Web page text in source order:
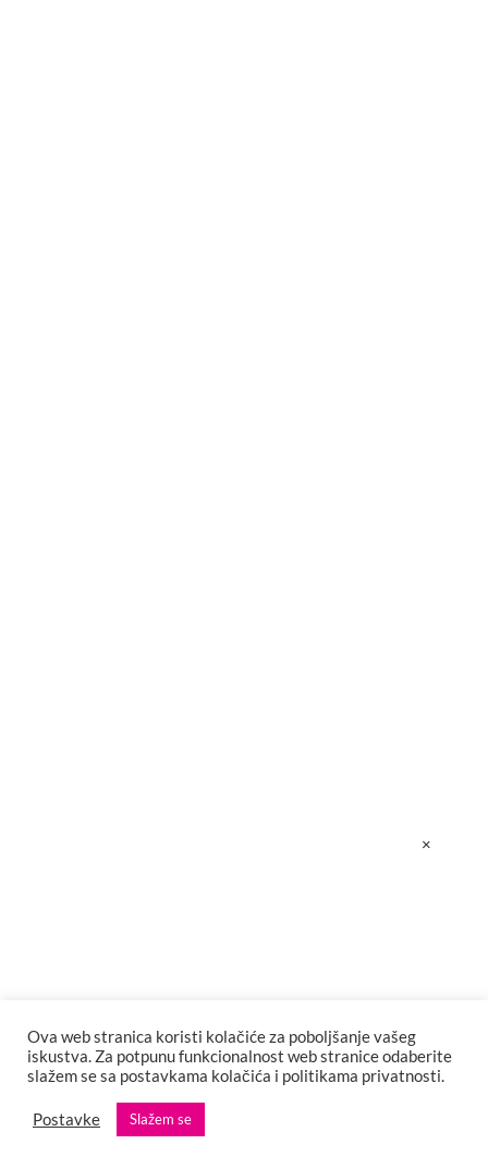
Ova web stranica koristi kolačiće za poboljšanje vašeg
iskustva. Za potpunu funkcionalnost web stranice odaberite
slažem se sa postavkama kolačića i politikama privatnosti.
Postavke Slažem se
×